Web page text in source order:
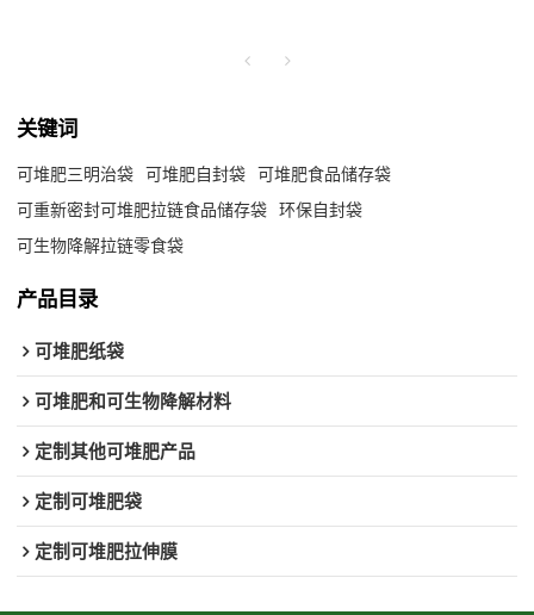
关键词
可堆肥三明治袋 可堆肥自封袋 可堆肥食品储存袋
可重新密封可堆肥拉链食品储存袋 环保自封袋
可生物降解拉链零食袋
产品目录
可堆肥纸袋
可堆肥和可生物降解材料
定制其他可堆肥产品
定制可堆肥袋
定制可堆肥拉伸膜